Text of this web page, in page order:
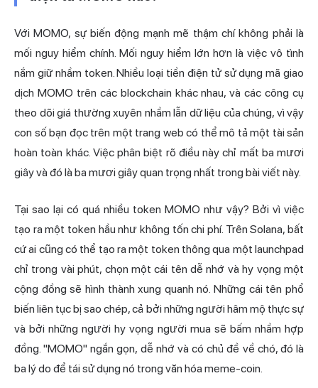
Với MOMO, sự biến động mạnh mẽ thậm chí không phải là
mối nguy hiểm chính. Mối nguy hiểm lớn hơn là việc vô tình
nắm giữ nhầm token. Nhiều loại tiền điện tử sử dụng mã giao
dịch MOMO trên các blockchain khác nhau, và các công cụ
theo dõi giá thường xuyên nhầm lẫn dữ liệu của chúng, vì vậy
con số bạn đọc trên một trang web có thể mô tả một tài sản
hoàn toàn khác. Việc phân biệt rõ điều này chỉ mất ba mươi
giây và đó là ba mươi giây quan trọng nhất trong bài viết này.
Tại sao lại có quá nhiều token MOMO như vậy? Bởi vì việc
tạo ra một token hầu như không tốn chi phí. Trên Solana, bất
cứ ai cũng có thể tạo ra một token thông qua một launchpad
chỉ trong vài phút, chọn một cái tên dễ nhớ và hy vọng một
cộng đồng sẽ hình thành xung quanh nó. Những cái tên phổ
biến liên tục bị sao chép, cả bởi những người hâm mộ thực sự
và bởi những người hy vọng người mua sẽ bấm nhầm hợp
đồng. "MOMO" ngắn gọn, dễ nhớ và có chủ đề về chó, đó là
ba lý do để tái sử dụng nó trong văn hóa meme-coin.